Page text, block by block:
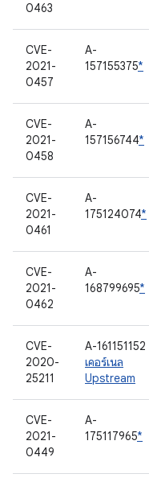
0463
CVE-
2021-
0457
A-
157155375*
CVE-
2021-
0458
A-
157156744*
CVE-
2021-
0461
A-
175124074*
CVE-
2021-
0462
A-
168799695*
CVE-
2020-
25211
A-161151152
เคอร์เนล
Upstream
CVE-
2021-
0449
A-
175117965*